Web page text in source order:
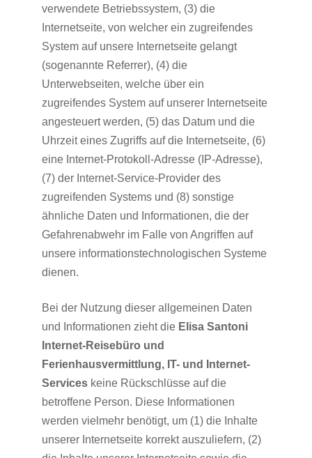
verwendete Betriebssystem, (3) die
Internetseite, von welcher ein zugreifendes
System auf unsere Internetseite gelangt
(sogenannte Referrer), (4) die
Unterwebseiten, welche über ein
zugreifendes System auf unserer Internetseite
angesteuert werden, (5) das Datum und die
Uhrzeit eines Zugriffs auf die Internetseite, (6)
eine Internet-Protokoll-Adresse (IP-Adresse),
(7) der Internet-Service-Provider des
zugreifenden Systems und (8) sonstige
ähnliche Daten und Informationen, die der
Gefahrenabwehr im Falle von Angriffen auf
unsere informationstechnologischen Systeme
dienen.
Bei der Nutzung dieser allgemeinen Daten
und Informationen zieht die Elisa Santoni
Internet-Reisebüro und
Ferienhausvermittlung, IT- und Internet-
Serviceskeine Rückschlüsse auf die
betroffene Person. Diese Informationen
werden vielmehr benötigt, um (1) die Inhalte
unserer Internetseite korrekt auszuliefern, (2)